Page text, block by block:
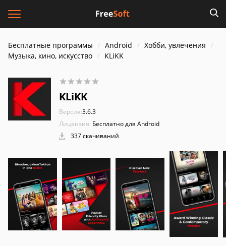
Бесплатные программы Android
Хобби, увлечения
Музыка, кино, искусство
KLiKK
KLiKK
Версия:3.6.3
Лицензия: Бесплатно для Android
337 скачиваний